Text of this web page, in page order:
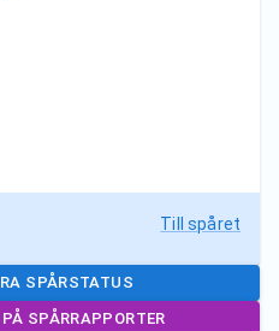
Till spåret
SPÅRSTATUS
SPÅRRAPPORTER